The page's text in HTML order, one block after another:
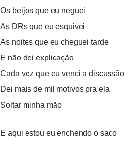
Os beijos que eu neguei
As DRs que eu esquivei
As noites que eu cheguei tarde
E não dei explicação
Cada vez que eu venci a discussão
Dei mais de mil motivos pra ela
Soltar minha mão
E aqui estou eu enchendo o saco